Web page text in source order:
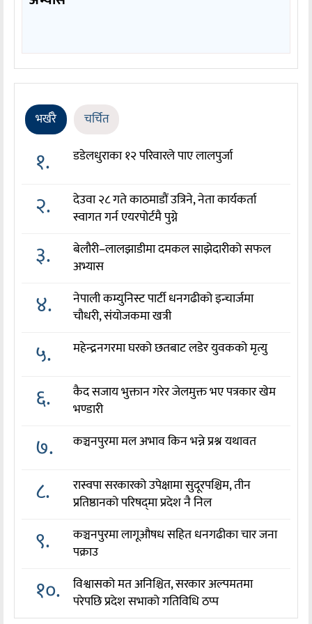
भर्खरै चर्चित
१. डडेलधुराका १२ परिवारले पाए लालपुर्जा
२.
देउवा २८ गते काठमाडौं उत्रिने, नेता कार्यकर्ता
स्वागत गर्न एयरपोर्टमै पुग्ने
३.
बेलौरी–लालझाडीमा दमकल साझेदारीको सफल
अभ्यास
४.
नेपाली कम्युनिस्ट पार्टी धनगढीको इन्चार्जमा
चौधरी, संयोजकमा खत्री
५. महेन्द्रनगरमा घरको छतबाट लडेर युवकको मृत्यु
६.
कैद सजाय भुक्तान गरेर जेलमुक्त भए पत्रकार खेम
भण्डारी
७. कञ्चनपुरमा मल अभाव किन भन्ने प्रश्न यथावत
८.
रास्वपा सरकारको उपेक्षामा सुदूरपश्चिम, तीन
प्रतिष्ठानको परिषद्‌मा प्रदेश नै निल
९.
कञ्चनपुरमा लागूऔषध सहित धनगढीका चार जना
पक्राउ
१०.
विश्वासको मत अनिश्चित, सरकार अल्पमतमा
परेपछि प्रदेश सभाको गतिविधि ठप्प